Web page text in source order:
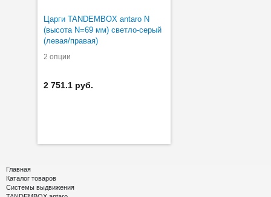
Царги TANDEMBOX antaro N
(высота N=69 мм) светло-серый
(левая/правая)
2 опции
2 751.1 руб.
Главная
Каталог товаров
Системы выдвижения